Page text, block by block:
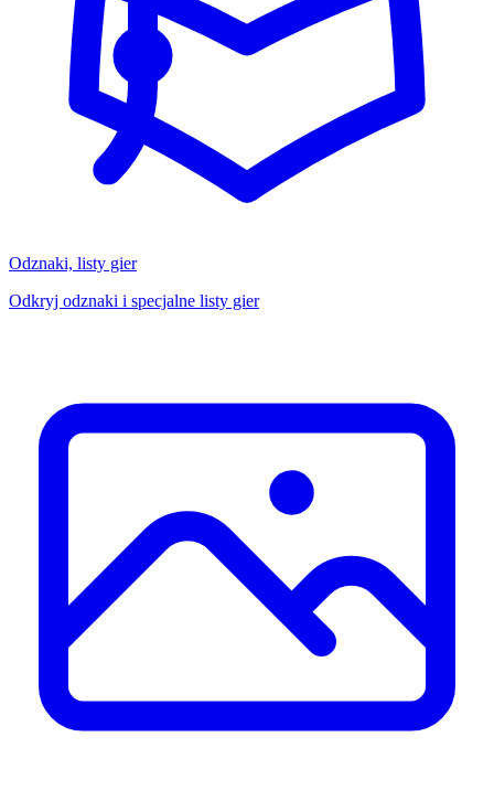
Odznaki, listy gier
Odkryj odznaki i specjalne listy gier